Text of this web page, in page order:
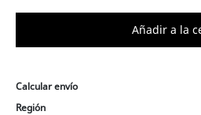
Calcular envío
Región